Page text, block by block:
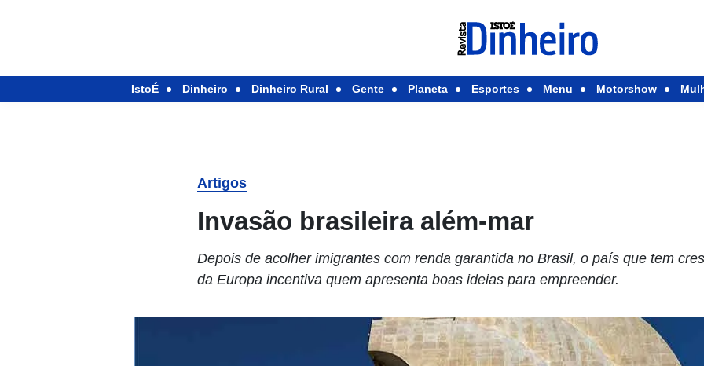
IstoÉ Dinheiro Dinheiro Rural Gente Planeta Esportes Menu Motorshow
Artigos
Invasão brasileira além-mar
Depois de acolher imigrantes com renda garantida no Brasil, o país que tem
da Europa incentiva quem apresenta boas ideias para empreender.